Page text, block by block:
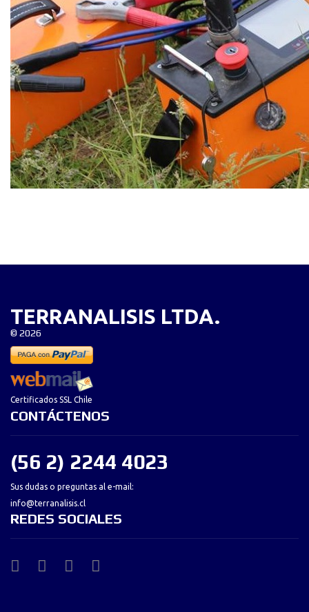
TERRANALISIS LTDA.
© 2026
Certificados SSL Chile
CONTÁCTENOS
(56 2) 2244 4023
Sus dudas o preguntas al e-mail:
info@terranalisis.cl
REDES SOCIALES